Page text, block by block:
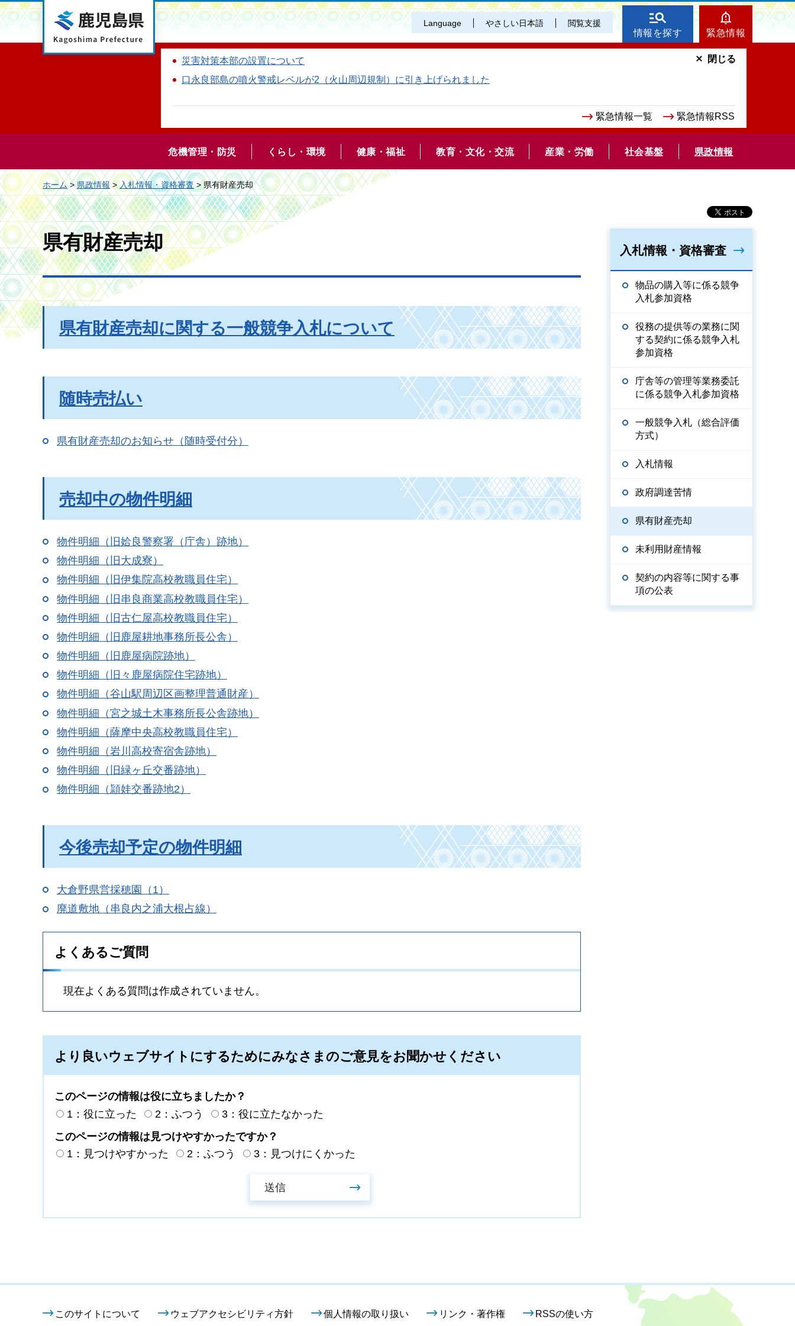
鹿児島県 Language やさしい日本語 閲覧支援
情報を探す 緊急情報
災害対策本部の設置について
口永良部島の噴火警戒レベルが2（火山周辺規制）に引き上げられました
緊急情報一覧 緊急情報RSS
閉じる
危機管理・防災 くらし・環境 健康・福祉 教育・文化・交流 産業・労働 社会基盤 県政情報
ホーム>県政情報>入札情報・資格審査> 県有財産売却
県有財産売却
県有財産売却に関する一般競争入札について
随時売払い
県有財産売却のお知らせ（随時受付分）
売却中の物件明細
物件明細（旧姶良警察署（庁舎）跡地）
物件明細（旧大成寮）
物件明細（旧伊集院高校教職員住宅）
物件明細（旧串良商業高校教職員住宅）
物件明細（旧古仁屋高校教職員住宅）
物件明細（旧鹿屋耕地事務所長公舎）
物件明細（旧鹿屋病院跡地）
物件明細（旧々鹿屋病院住宅跡地）
物件明細（谷山駅周辺区画整理普通財産）
物件明細（宮之城土木事務所長公舎跡地）
物件明細（薩摩中央高校教職員住宅）
物件明細（岩川高校寄宿舎跡地）
物件明細（旧緑ヶ丘交番跡地）
物件明細（頴娃交番跡地2）
今後売却予定の物件明細
大倉野県営採穂園（1）
廃道敷地（串良内之浦大根占線）
よくあるご質問
現在よくある質問は作成されていません。
より良いウェブサイトにするためにみなさまのご意見をお聞かせください
このページの情報は役に立ちましたか？
1：役に立った
2：ふつう
3：役に立たなかった
このページの情報は見つけやすかったですか？
1：見つけやすかった
2：ふつう 3：見つけにくかった
入札情報・資格審査
物品の購入等に係る競争
入札参加資格
役務の提供等の業務に関
する契約に係る競争入札
参加資格
庁舎等の管理等業務委託
に係る競争入札参加資格
一般競争入札（総合評価
方式）
入札情報
政府調達苦情
県有財産売却
未利用財産情報
契約の内容等に関する事
項の公表
このサイトについて ウェブアクセシビリティ方針 個人情報の取り扱い リンク・著作権 RSSの使い方